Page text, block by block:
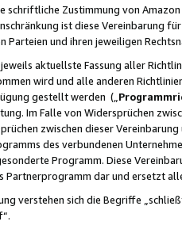
schriftliche Zustimmung von
ist diese Vereinbarung
Parteien und ihren jeweiligen
aktuellste Fassung aller
wird und alle anderen
gestellt werden („
Im Falle von Widersprüchen
zwischen dieser
des verbundenen
Programm. Diese
Partnerprogramm dar und ersetzt
verstehen sich die Begriffe